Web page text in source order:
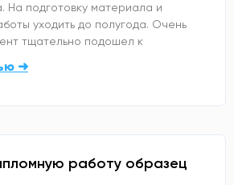
На подготовку материала и
уходить до полугода. Очень
тщательно подошел к
➜
работу образец